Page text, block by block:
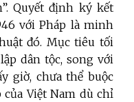
Quyết định ký kết
với Pháp là minh
đó. Mục tiêu tối
dân tộc, song với
giờ, chưa thể buộc
Việt Nam dù chỉ